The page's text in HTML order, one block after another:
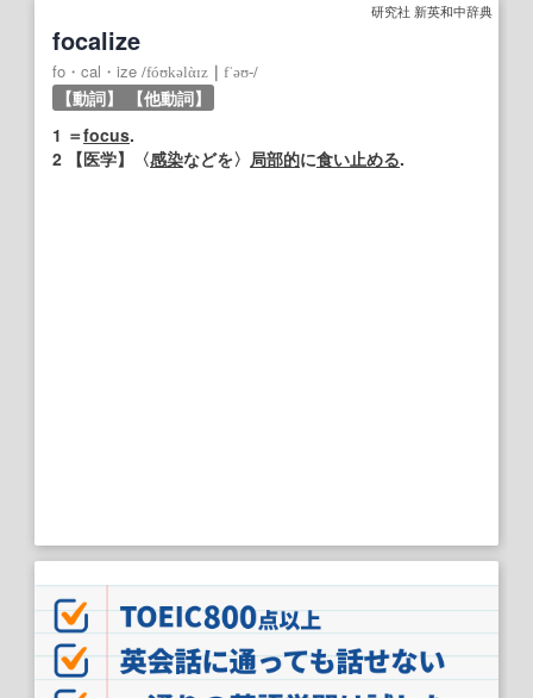
研究社 新英和中辞典
focalize
fo・cal・ize /fóʊkəlὰɪz fˈəʊ‐/
【動詞】
【他動詞】
1 ＝focus.
2 【医学】 〈感染などを〉 局部的に食い止める.